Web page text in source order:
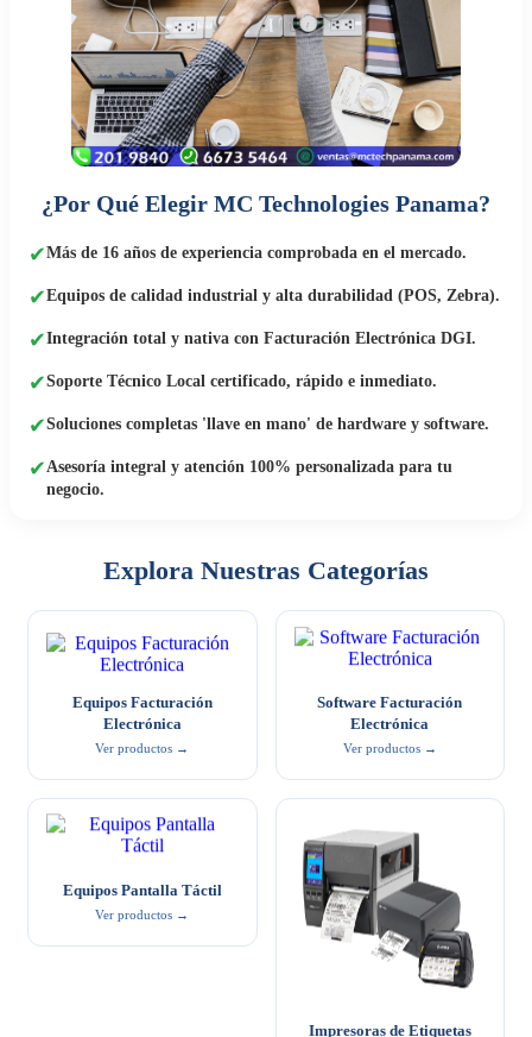
¿Por Qué Elegir MC Technologies Panama?
✔Más de 16 años de experiencia comprobada en el mercado.
✔Equipos de calidad industrial y alta durabilidad (POS, Zebra).
✔Integración total y nativa con Facturación Electrónica DGI.
✔Soporte Técnico Local certificado, rápido e inmediato.
✔Soluciones completas 'llave en mano' de hardware y software.
✔Asesoría integral y atención 100% personalizada para tu
negocio.
Explora Nuestras Categorías
Equipos Facturación
Electrónica
Ver productos →
Software Facturación
Electrónica
Ver productos →
Equipos Pantalla Táctil
Ver productos →
Impresoras de Etiquetas